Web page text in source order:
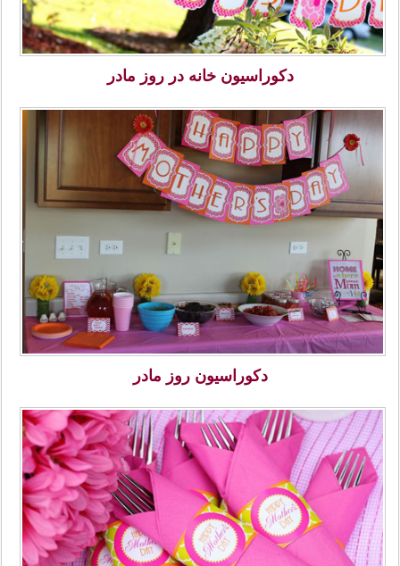
دکوراسیون خانه در روز مادر
دکوراسیون روز مادر